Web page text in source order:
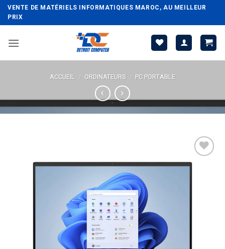
Passer
au
VENTE DE MATÉRIELS INFORMATIQUES MAROC, AU MEILLEUR
PRIX
ACCUEIL / ORDINATEURS / PC PORTABLE